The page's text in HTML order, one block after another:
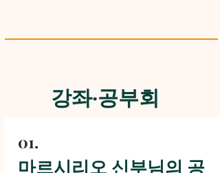
강좌·공부회
01.
마르시리오 신부님의 공